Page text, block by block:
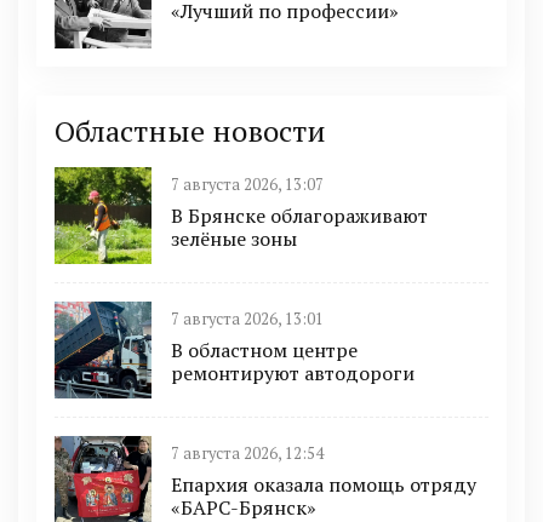
«Лучший по профессии»
Областные новости
7 августа 2026, 13:07
В Брянске облагораживают
зелёные зоны
7 августа 2026, 13:01
В областном центре
ремонтируют автодороги
7 августа 2026, 12:54
Епархия оказала помощь отряду
«БАРС-Брянск»